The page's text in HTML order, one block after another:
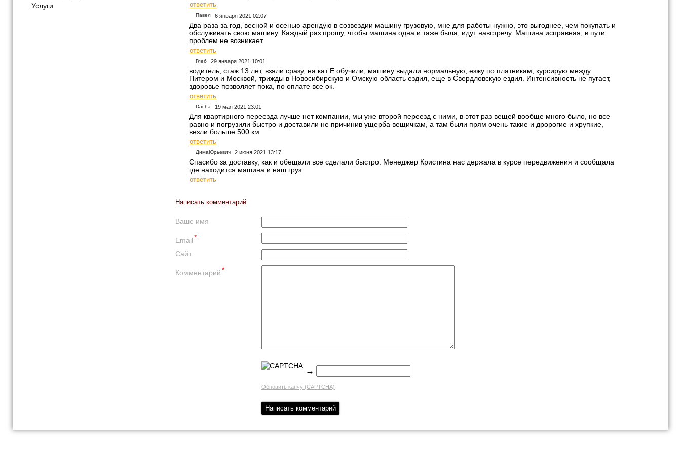
Услуги
ответить
Павел 6 января 2021 02:07
Два раза за год, весной и осенью арендую в созвездии машину грузовую, мне для работы нужно, это выгоднее, чем покупать и
обслуживать свою машину. Каждый раз прошу, чтобы машина одна и таже была, идут навстречу. Машина исправная, в пути
проблем не возникает.
ответить
Глеб 29 января 2021 10:01
водитель, стаж 13 лет, взяли сразу, на кат Е обучили, машину выдали нормальную, езжу по платникам, курсирую между
Питером и Москвой, трижды в Новосибирскую и Омскую область ездил, еще в Свердловскую ездил. Интенсивность не пугает,
здоровье позволяет пока, по оплате все ок.
ответить
Dacha 19 мая 2021 23:01
Для квартирного переезда лучше нет компании, мы уже второй переезд с ними, в этот раз вещей вообще много было, но все
равно и погрузили быстро и доставили не причинив ущерба вещичкам, а там были прям очень такие и дророгие и хрупкие,
везли больше 500 км
ответить
ДимаЮрьевич 2 июня 2021 13:17
Спасибо за доставку, как и обещали все сделали быстро. Менеджер Кристина нас держала в курсе передвижения и сообщала
где находится машина и наш груз.
ответить
Написать комментарий
Ваше имя
Email*
Сайт
Комментарий*
→
Обновить капчу (CAPTCHA)